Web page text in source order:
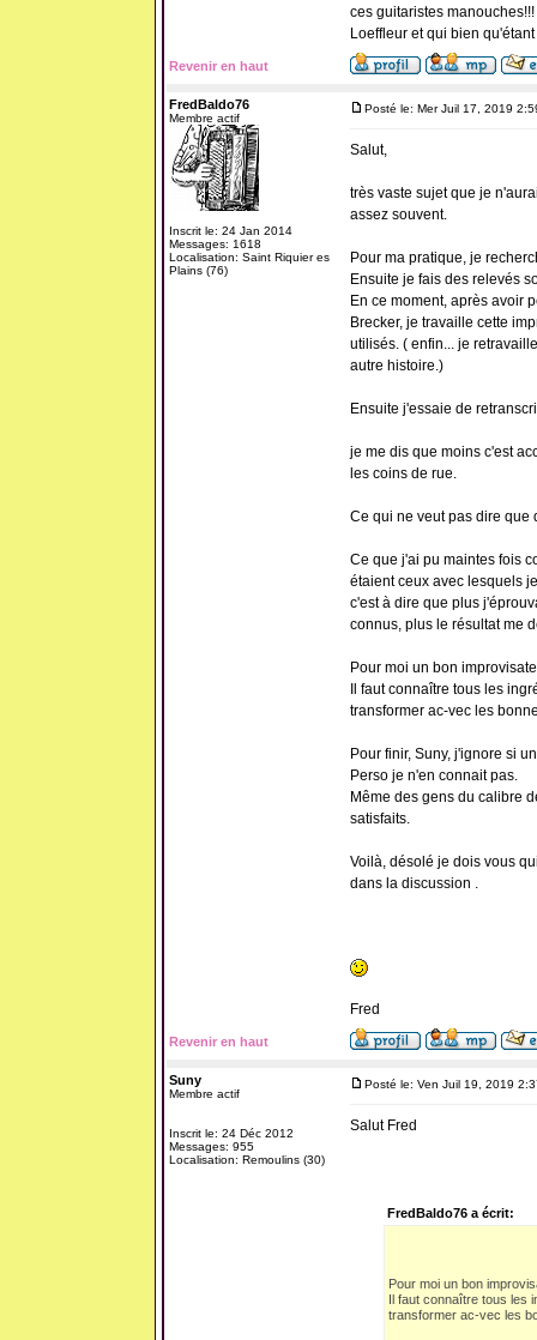
ces guitaristes
Loeffleur et qui bien
Revenir en haut
FredBaldo76
Membre actif
Inscrit le: 24 Jan 2014
Messages: 1618
Localisation: Saint Riquier es
Plains (76)
Posté le: Mer Juil 17, 2019
Salut,
très vaste sujet que je
assez souvent.
Pour ma pratique, je
Ensuite je fais des relevés
En ce moment, après avoir
Brecker, je travaille cette
utilisés. ( enfin... je
autre histoire.)
Ensuite j'essaie de
je me dis que moins c'est
les coins de rue.
Ce qui ne veut pas dire que
Ce que j'ai pu maintes fois
étaient ceux avec lesquels
c'est à dire que plus
connus, plus le résultat me
Pour moi un bon
Il faut connaître tous les
transformer ac-vec les
Pour finir, Suny, j'ignore si
Perso je n'en connait pas.
Même des gens du calibre
satisfaits.
Voilà, désolé je dois vous
dans la discussion .
Fred
Revenir en haut
Suny
Membre actif
Inscrit le: 24 Déc 2012
Messages: 955
Localisation: Remoulins (30)
Posté le: Ven Juil 19, 2019
Salut Fred
FredBaldo76 a écrit:
Pour moi un bon
Il faut connaître tous les
transformer ac-vec les